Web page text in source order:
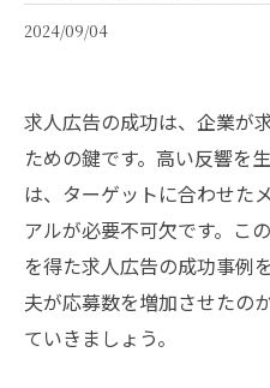
2024/09/04
求人広告の成功は、企業が
ための鍵です。高い反響を
は、ターゲットに合わせた
アルが必要不可欠です。こ
を得た求人広告の成功事例
夫が応募数を増加させたの
ていきましょう。